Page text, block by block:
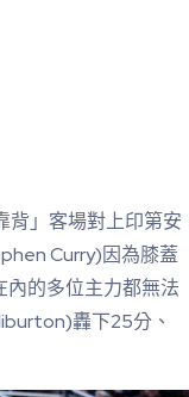
背」客場對上印第安
Curry)因為膝蓋
的多位主力都無法
轟下25分、